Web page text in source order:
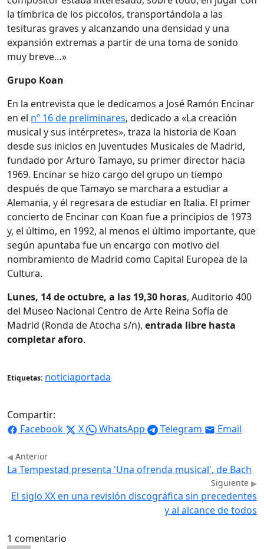
la tímbrica de los piccolos, transportándola a las
tesituras graves y alcanzando una densidad y una
expansión extremas a partir de una toma de sonido
muy breve…»
Grupo Koan
En la entrevista que le dedicamos a José Ramón Encinar
en el nº 16 de preliminares, dedicado a «La creación
musical y sus intérpretes», traza la historia de Koan
desde sus inicios en Juventudes Musicales de Madrid,
fundado por Arturo Tamayo, su primer director hacia
1969. Encinar se hizo cargo del grupo un tiempo
después de que Tamayo se marchara a estudiar a
Alemania, y él regresara de estudiar en Italia. El primer
concierto de Encinar con Koan fue a principios de 1973
y, el último, en 1992, al menos el último importante, que
según apuntaba fue un encargo con motivo del
nombramiento de Madrid como Capital Europea de la
Cultura.
Lunes, 14 de octubre, a las 19,30 horas, Auditorio 400
del Museo Nacional Centro de Arte Reina Sofía de
Madrid (Ronda de Atocha s/n), entrada libre hasta
completar aforo.
Etiquetas: noticiaportada
Compartir:
Facebook
X WhatsApp Telegram Email
Anterior
La Tempestad presenta 'Una ofrenda musical', de Bach
Siguiente
El siglo XX en una revisión discográfica sin precedentes
y al alcance de todos
1 comentario